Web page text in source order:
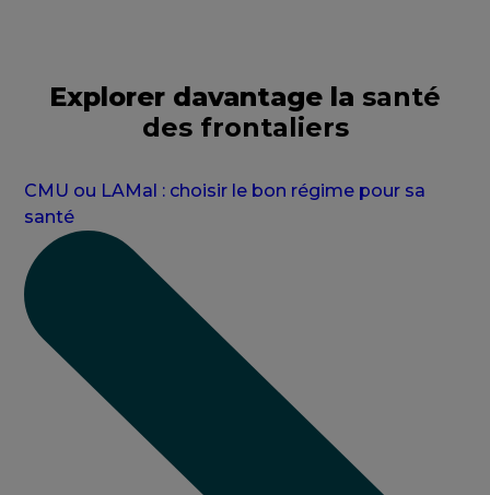
Explorer davantage la santé
des frontaliers
CMU ou LAMal : choisir le bon régime pour sa
santé